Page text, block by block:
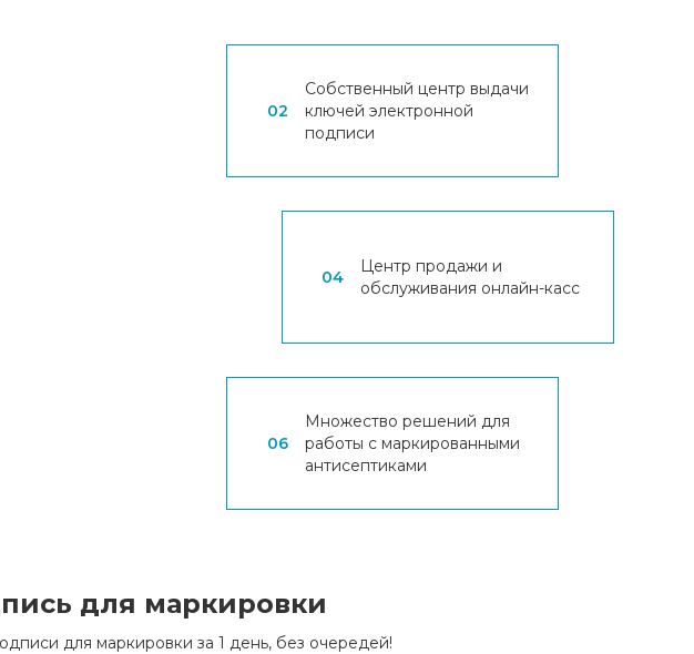
02
Собственный центр выдачи
ключей электронной
подписи
04
Центр продажи и
обслуживания онлайн-касс
06
Множество решений для
работы с маркированными
антисептиками
для маркировки
для маркировки за 1 день, без очередей!